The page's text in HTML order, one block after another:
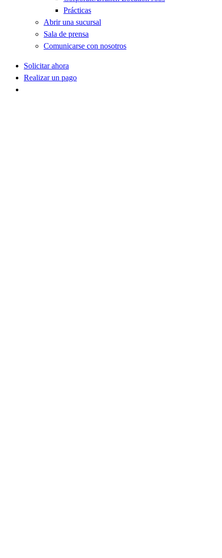
Prácticas
Abrir una sucursal
Sala de prensa
Comunicarse con nosotros
Solicitar ahora
Realizar un pago